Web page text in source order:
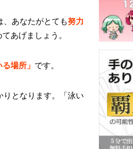
、あなたがとても努力
あげましょう。
る場所 」 です。
となります。「泳い